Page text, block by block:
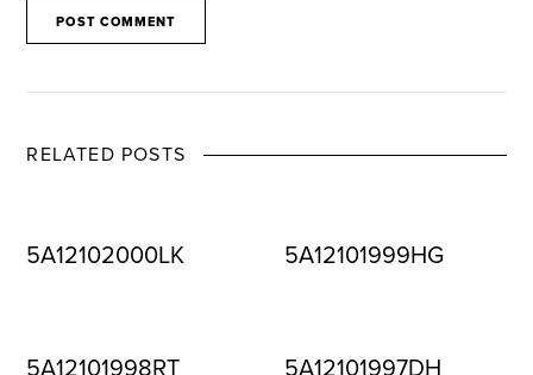
RELATED POSTS
5A12102000LK 5A12101999HG